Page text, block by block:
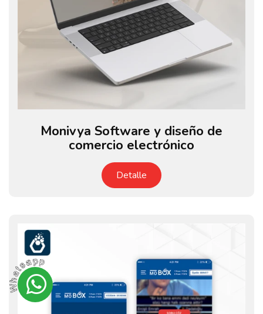
Monivya Software y diseño de
comercio electrónico
Detalle